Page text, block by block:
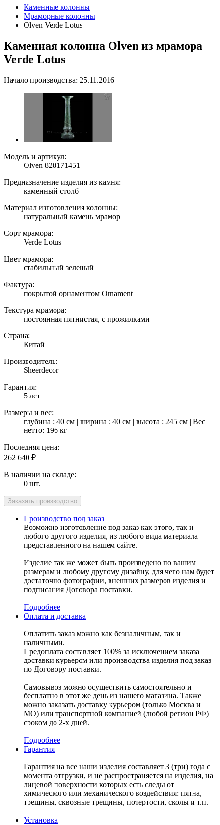
Каменные колонны
Мраморные колонны
Olven Verde Lotus
Каменная колонна Olven из мрамора
Verde Lotus
Начало производства: 25.11.2016
Модель и артикул:
Olven 828171451
Предназначение изделия из камня:
каменный столб
Материал изготовления колонны:
натуральный камень мрамор
Сорт мрамора:
Verde Lotus
Цвет мрамора:
стабильный зеленый
Фактура:
покрытой орнаментом Ornament
Текстура мрамора:
постоянная пятнистая, с прожилками
Страна:
Китай
Производитель:
Sheerdecor
Гарантия:
5 лет
Размеры и вес:
глубина : 40 см | ширина : 40 см | высота : 245 см | Вес
нетто: 196 кг
Последняя цена:
262 640 ₽
В наличии на складе:
0 шт.
Производство под заказ
Возможно изготовление под заказ как этого, так и
любого другого изделия, из любого вида материала
представленного на нашем сайте.
Изделие так же может быть произведено по вашим
размерам и любому другому дизайну, для чего нам будет
достаточно фотографии, внешних размеров изделия и
подписания Договора поставки.
Подробнее
Оплата и доставка
Оплатить заказ можно как безналичным, так и
наличными.
Предоплата составляет 100% за исключением заказа
доставки курьером или производства изделия под заказ
по Договору поставки.
Самовывоз можно осуществить самостоятельно и
бесплатно в этот же день из нашего магазина. Также
можно заказать доставку курьером (только Москва и
МО) или транспортной компанией (любой регион РФ)
сроком до 2-х дней.
Подробнее
Гарантия
Гарантия на все наши изделия составляет 3 (три) года с
момента отгрузки, и не распространяется на изделия, на
лицевой поверхности которых есть следы от
химического или механического воздействия: пятна,
трещины, сквозные трещины, потертости, сколы и т.п.
Установка